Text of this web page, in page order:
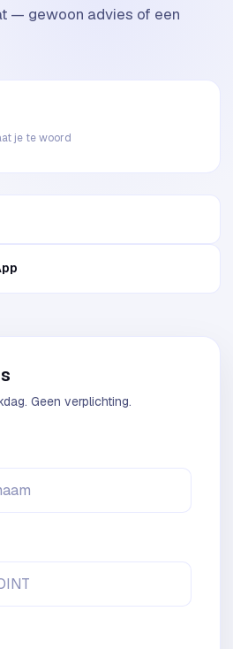
— gewoon advies of een
je te woord
Geen verplichting.